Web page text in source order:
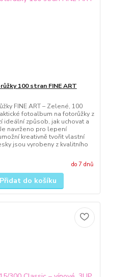
100 stran FINE ART
FINE ART – Zelené, 100
fotoalbum na fotorůžky z
ideální způsob, jak uchovat a
navrženo pro lepení
kreativně tvořit vlastní
jsou vyrobeny z kvalitního
do 7 dnů
Přidat do košíku